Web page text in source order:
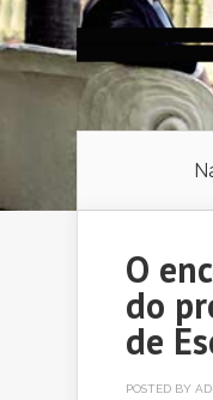
O
do
de
POSTED BY